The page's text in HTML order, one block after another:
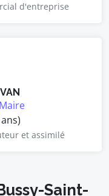
d'entreprise
et assimilé
Saint-